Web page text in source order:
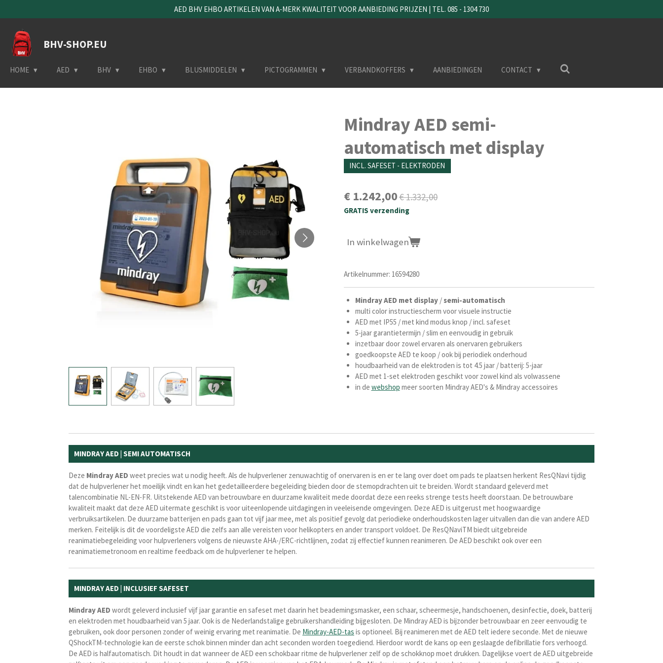
direct
naar
hoofdinhoud
AED BHV EHBO ARTIKELEN VAN A-MERK KWALITEIT VOOR AANBIEDING PRIJZEN | TEL. 085 - 1304 730
BHV-SHOP.EU
HOME AED BHV EHBO BLUSMIDDELEN PICTOGRAMMEN VERBANDKOFFERS AANBIEDINGEN CONTACT
Mindray AED semi-
automatisch met display
INCL. SAFESET - ELEKTRODEN
€ 1.242,00€ 1.332,00
GRATIS verzending
In winkelwagen
Artikelnummer: 16594280
MindrayAED met display / semi-automatisch
multi color instructiescherm voor visuele instructie
AED met IP55 / met kind modus knop / incl. safeset
5-jaar garantietermijn /slim en eenvoudig in gebruik
inzetbaar door zowel ervaren als onervaren gebruikers
goedkoopste AED te koop / ook bij periodiek onderhoud
houdbaarheid van de elektroden is tot 4.5 jaar / batterij: 5-jaar
AED met 1-set elektroden geschikt voor zowel kind als volwassene
in de webshop meer soorten Mindray AED's & Mindray accessoires
MINDRAY AED | SEMI AUTOMATISCH
Deze MindrayAED weet precies wat u nodig heeft. Als de hulpverlener zenuwachtig of onervaren is en er te lang over doet om pads te plaatsen herkent ResQNavi tijdig
dat de hulpverlener het moeilijk vindt en kan het gedetailleerdere begeleiding bieden door de stemopdrachten uit te breiden. Wordt standaard geleverd met
talencombinatie NL-EN-FR. Uitstekende AED van betrouwbare en duurzame kwaliteit mede doordat deze een reeks strenge tests heeft doorstaan. De betrouwbare
kwaliteit maakt dat deze AED uitermate geschikt is voor uiteenlopende uitdagingen in veeleisende omgevingen. Deze AED is uitgerust met hoogwaardige
verbruiksartikelen. De duurzame batterijen en pads gaan tot vijf jaar mee, met als positief gevolg dat periodieke onderhoudskosten lager uitvallen dan die van andere AED
merken. Feitelijk is dit de voordeligste AED die zelfs aan alle vereisten voor helikopters en ander transport voldoet. De ResQNaviTM biedt uitgebreide
reanimatiebegeleiding voor hulpverleners volgens de nieuwste AHA-/ERC-richtlijnen, zodat zij effectief kunnen reanimeren. De AED beschikt ook over een
reanimatiemetronoom en realtime feedback om de hulpverlener te helpen.
MINDRAY AED | INCLUSIEF SAFESET
MindrayAED wordt geleverd inclusief vijf jaar garantie en safeset met daarin het beademingsmasker, een schaar, scheermesje, handschoenen, desinfectie, doek, batterij
en elektroden met houdbaarheid van 5 jaar. Ook is de Nederlandstalige gebruikershandleiding bijgesloten. De Mindray AED is bijzonder betrouwbaar en zeer eenvoudig te
gebruiken, ook door personen zonder of weinig ervaring met reanimatie. De Mindray-AED-tas is optioneel. Bij reanimeren met de AED telt iedere seconde. Met de nieuwe
QShockTM-technologie kan de eerste schok binnen minder dan acht seconden worden toegediend. Hierdoor wordt de kans op een geslaagde defibrillatie fors verhoogd.
De AED is halfautomatisch. Dit houdt in dat wanneer de AED een schokbaarritme de hulpverlener zelf op de schokknop moet drukken. Dagelijkse voert de AED uitgebreide